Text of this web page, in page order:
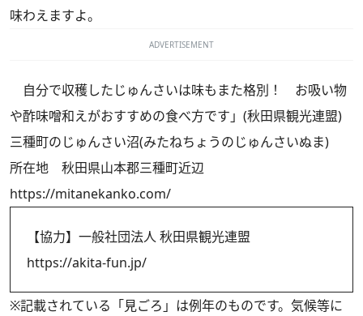
味わえますよ。
ADVERTISEMENT
自分で収穫したじゅんさいは味もまた格別！ お吸い物
や酢味噌和えがおすすめの食べ方です」(秋田県観光連盟)
三種町のじゅんさい沼(みたねちょうのじゅんさいぬま)
所在地 秋田県山本郡三種町近辺
https://mitanekanko.com/
【協力】一般社団法人 秋田県観光連盟
https://akita-fun.jp/
※記載されている「見ごろ」は例年のものです。気候等に